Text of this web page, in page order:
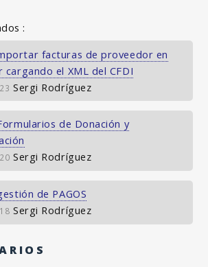
:
facturas de proveedor en
cargando el XML del CFDI
Sergi Rodríguez
de Donación y
Sergi Rodríguez
de PAGOS
Sergi Rodríguez